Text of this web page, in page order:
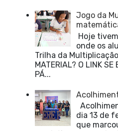
Jogo da
Hoje
onde os
Trilha da
MATERIAL? O LINK
PÁ...
dia 13 de
que